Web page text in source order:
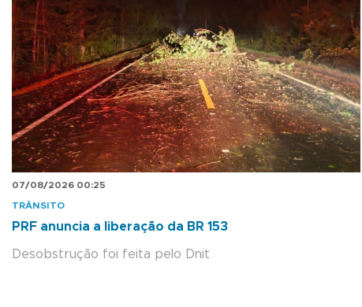
07/08/2026 00:25
TRÂNSITO
PRF anuncia a liberação da BR 153
Desobstrução foi feita pelo Dnit